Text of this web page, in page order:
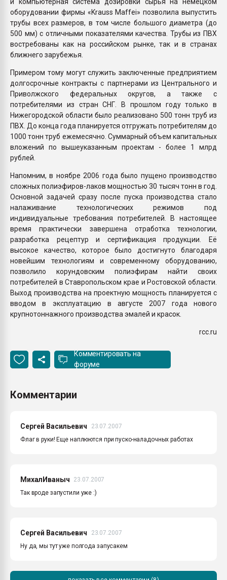
оборудовании фирмы «Krauss Maffei» позволила выпустить
трубы всех размеров, в том числе большого диаметра (до
500 мм) с отличными показателями качества. Трубы из ПВХ
востребованы как на российском рынке, так и в странах
ближнего зарубежья.
Примером тому могут служить заключенные предприятием
долгосрочные контракты с партнерами из Центрального и
Приволжского федеральных округов, а также с
потребителями из стран СНГ. В прошлом году только в
Нижегородской области было реализовано 500 тонн труб из
ПВХ. До конца года планируется отгружать потребителям до
1000 тонн труб ежемесячно. Суммарный объем капитальных
вложений по вышеуказанным проектам - более 1 млрд
рублей.
Напомним, в ноябре 2006 года было пущено производство
сложных полиэфиров-лаков мощностью 30 тысяч тонн в год.
Основной задачей сразу после пуска производства стало
налаживание технологических режимов под
индивидуальные требования потребителей. В настоящее
время практически завершена отработка технологии,
разработка рецептур и сертификация продукции. Её
высокое качество, которое было достигнуто благодаря
новейшим технологиям и современному оборудованию,
позволило корундовским полиэфирам найти своих
потребителей в Ставропольском крае и Ростовской области.
Выход производства на проектную мощность планируется с
вводом в эксплуатацию в августе 2007 года нового
крупнотоннажного производства эмалей и красок.
rcc.ru
Комментировать на
форуме
Комментарии
Сергей Васильевич
23.07.2007
Флаг в руки! Еще наплюются при пуско-наладочных работах
МихалИваныч
23.07.2007
Так вроде запустили уже :)
Сергей Васильевич
23.07.2007
Ну да, мы тут уже полгода запусакем